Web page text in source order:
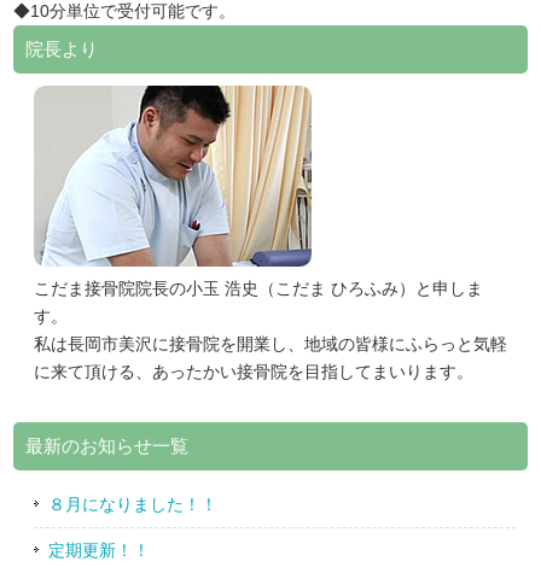
◆10分単位で受付可能です。
院長より
こだま接骨院院長の小玉 浩史（こだま ひろふみ）と申しま
す。
私は長岡市美沢に接骨院を開業し、地域の皆様にふらっと気軽
に来て頂ける、あったかい接骨院を目指してまいります。
最新のお知らせ一覧
８月になりました！！
定期更新！！